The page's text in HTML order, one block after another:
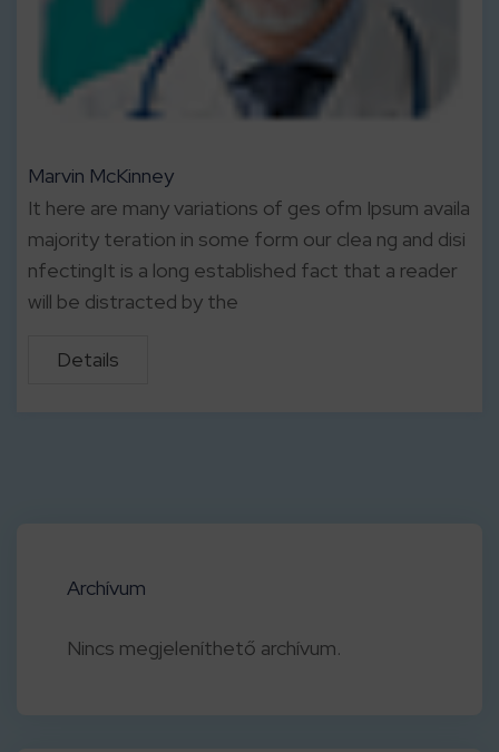
Marvin McKinney
It here are many variations of ges ofm Ipsum availa
majority teration in some form our clea ng and disi
nfectingIt is a long established fact that a reader
will be distracted by the
Details
Archívum
Nincs megjeleníthető archívum.